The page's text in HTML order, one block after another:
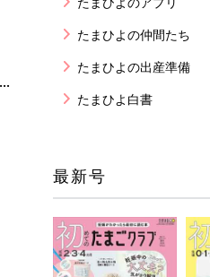
たまひよの仲間たち
たまひよの出産準備
たまひよ白書
最新号